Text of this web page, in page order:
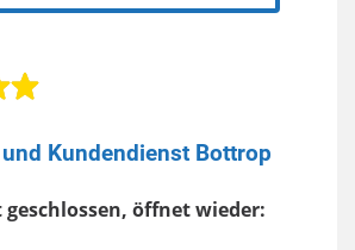
Kundendienst Bottrop
geschlossen, öffnet wieder: